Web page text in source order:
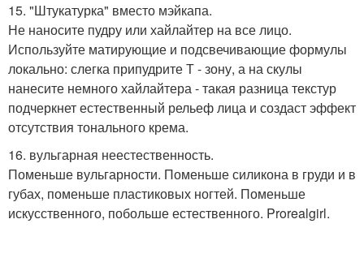
15. "Штукатурка" вместо мэйкапа.
Не наносите пудру или хайлайтер на все лицо.
Используйте матирующие и подсвечивающие формулы
локально: слегка припудрите Т - зону, а на скулы
нанесите немного хайлайтера - такая разница текстур
подчеркнет естественный рельеф лица и создаст эффект
отсутствия тонального крема.
16. вульгарная неестественность.
Поменьше вульгарности. Поменьше силикона в груди и в
губах, поменьше пластиковых ногтей. Поменьше
искусственного, побольше естественного. Prorealgirl.